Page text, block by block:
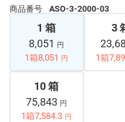
商品番号 ASO-3-2000-03
1 箱
8,051 円
1箱8,051 円
3
1箱
10 箱
75,843 円
1箱7,584.3 円